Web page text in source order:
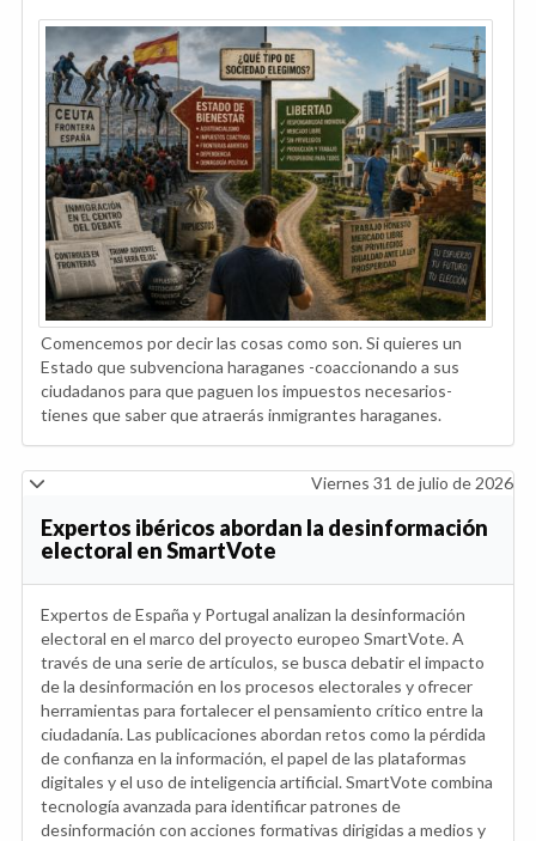
Comencemos por decir las cosas como son. Si quieres un
Estado que subvenciona haraganes -coaccionando a sus
ciudadanos para que paguen los impuestos necesarios-
tienes que saber que atraerás inmigrantes haraganes.
Viernes 31 de julio de 2026
Expertos ibéricos abordan la desinformación
electoral en SmartVote
Expertos de España y Portugal analizan la desinformación
electoral en el marco del proyecto europeo SmartVote. A
través de una serie de artículos, se busca debatir el impacto
de la desinformación en los procesos electorales y ofrecer
herramientas para fortalecer el pensamiento crítico entre la
ciudadanía. Las publicaciones abordan retos como la pérdida
de confianza en la información, el papel de las plataformas
digitales y el uso de inteligencia artificial. SmartVote combina
tecnología avanzada para identificar patrones de
desinformación con acciones formativas dirigidas a medios y